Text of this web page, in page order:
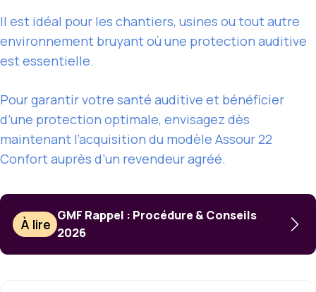
Il est idéal pour les chantiers, usines ou tout autre
environnement bruyant où une protection auditive
est essentielle.
Pour garantir votre santé auditive et bénéficier
d’une protection optimale, envisagez dès
maintenant l’acquisition du modèle Assour 22
Confort auprès d’un revendeur agréé.
À lire
GMF Rappel : Procédure & Conseils
2026